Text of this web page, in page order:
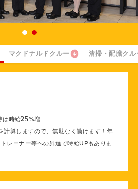
マクドナルドクルー 清掃・配膳クル
は時給25%増
計算しますので、無駄なく働けます！年
レーナー等への昇進で時給UPもありま